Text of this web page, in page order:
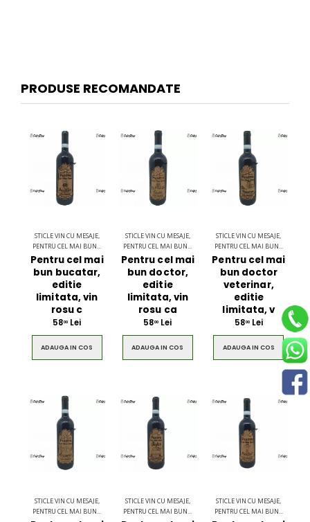
PRODUSE RECOMANDATE
STICLE VIN CU MESAJE,
PENTRU CEL MAI BUN...
Pentru cel mai
bun bucatar,
editie
limitata, vin
rosu c
5800 Lei
ADAUGA IN COS
STICLE VIN CU MESAJE,
PENTRU CEL MAI BUN...
Pentru cel mai
bun doctor,
editie
limitata, vin
rosu ca
5800 Lei
ADAUGA IN COS
STICLE VIN CU MESAJE,
PENTRU CEL MAI BUN...
Pentru cel mai
bun doctor
veterinar,
editie
limitata, v
5800Lei
ADAUGA IN COS
STICLE VIN CU MESAJE,
PENTRU CEL MAI BUN...
STICLE VIN CU MESAJE,
PENTRU CEL MAI BUN...
STICLE VIN CU MESAJE,
PENTRU CEL MAI BUN...